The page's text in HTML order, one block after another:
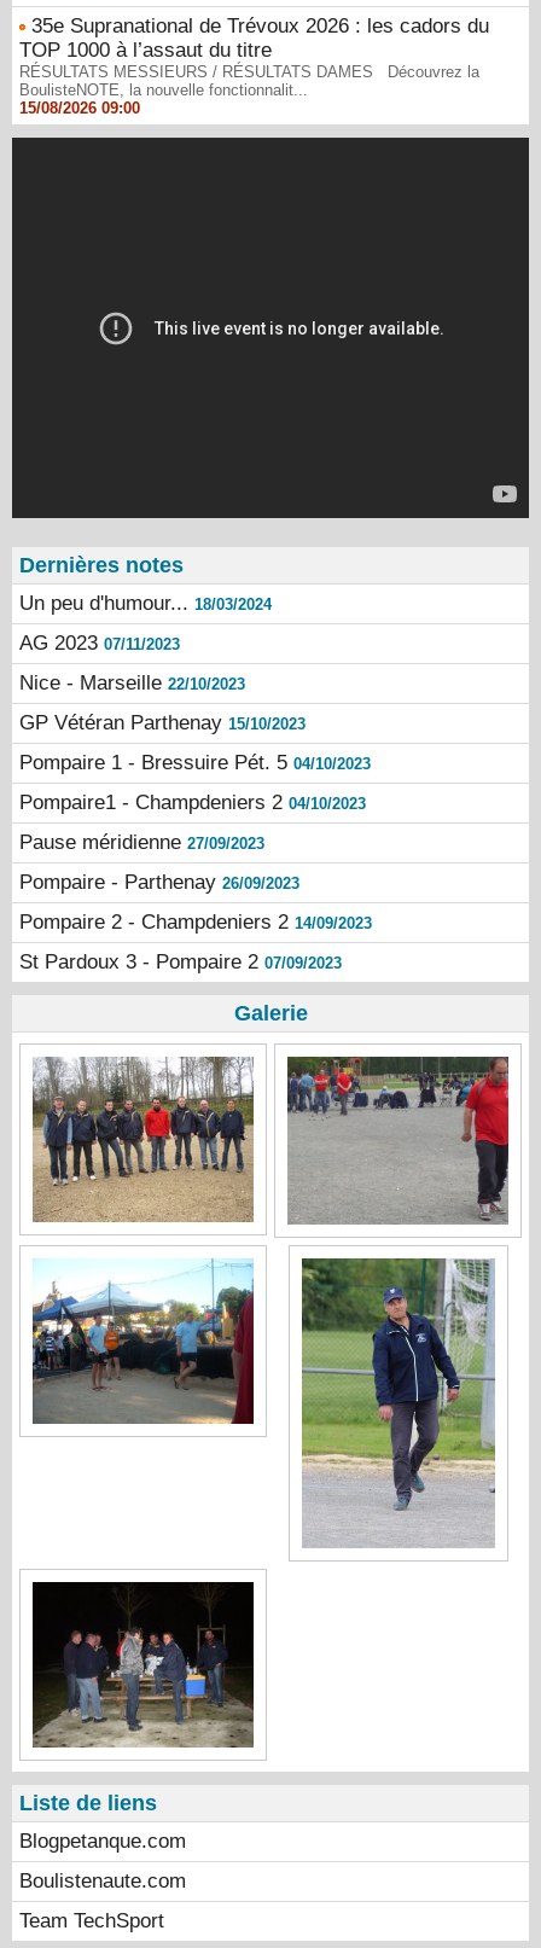
35e Supranational de Trévoux 2026 : les cadors du
TOP 1000 à l’assaut du titre
RÉSULTATS MESSIEURS / RÉSULTATS DAMES Découvrez la
BoulisteNOTE, la nouvelle fonctionnalit...
15/08/2026 09:00
Dernières notes
Un peu d'humour... 18/03/2024
AG 2023 07/11/2023
Nice - Marseille 22/10/2023
GP Vétéran Parthenay 15/10/2023
Pompaire 1 - Bressuire Pét. 5 04/10/2023
Pompaire1 - Champdeniers 2 04/10/2023
Pause méridienne 27/09/2023
Pompaire - Parthenay 26/09/2023
Pompaire 2 - Champdeniers 2 14/09/2023
St Pardoux 3 - Pompaire 2 07/09/2023
Galerie
Liste de liens
Blogpetanque.com
Boulistenaute.com
Team TechSport